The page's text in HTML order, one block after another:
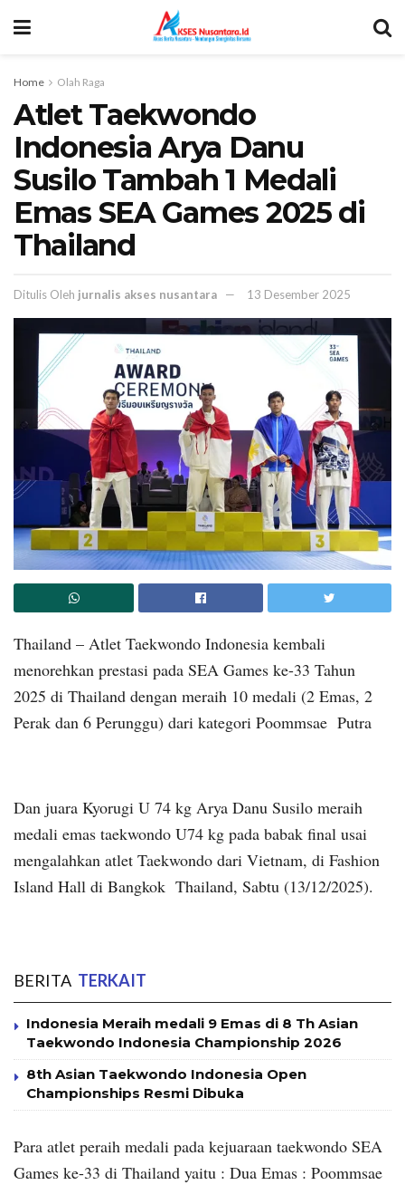
Home Olah Raga
Atlet Taekwondo
Indonesia Arya Danu
Susilo Tambah 1 Medali
Emas SEA Games 2025 di
Thailand
Ditulis Oleh jurnalis akses nusantara 13 Desember 2025
Thailand – Atlet Taekwondo Indonesia kembali
menorehkan prestasi pada SEA Games ke-33 Tahun
2025 di Thailand dengan meraih 10 medali (2 Emas, 2
Perak dan 6 Perunggu) dari kategori Poommsae Putra
Dan juara Kyorugi U 74 kg Arya Danu Susilo meraih
medali emas taekwondo U74 kg pada babak final usai
mengalahkan atlet Taekwondo dari Vietnam, di Fashion
Island Hall di Bangkok Thailand, Sabtu (13/12/2025).
BERITA TERKAIT
Indonesia Meraih medali 9 Emas di 8 Th Asian
Taekwondo Indonesia Championship 2026
8th Asian Taekwondo Indonesia Open
Championships Resmi Dibuka
Para atlet peraih medali pada kejuaraan taekwondo SEA
Games ke-33 di Thailand yaitu : Dua Emas : Poommsae